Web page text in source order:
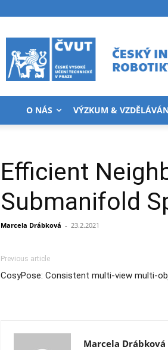
O NÁS VÝZKUM &
Efficient
Submanifold
Marcela Drábková - 23.2.2021
Previous article
CosyPose: Consistent multi-view multi-
Marcela Drábková